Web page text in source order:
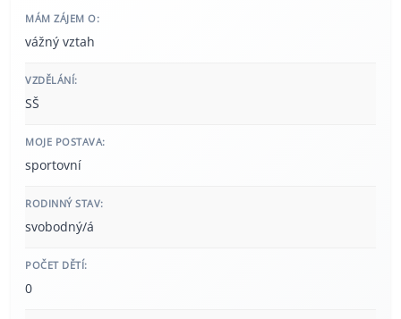
MÁM ZÁJEM O:
vážný vztah
VZDĚLÁNÍ:
SŠ
MOJE POSTAVA:
sportovní
RODINNÝ STAV:
svobodný/á
POČET DĚTÍ:
0